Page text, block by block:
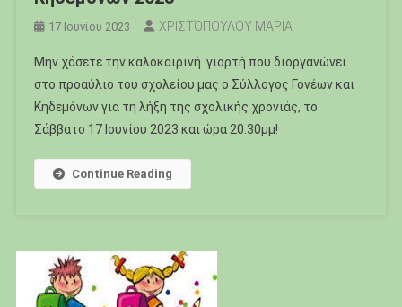
17 Ιουνίου 2023 ΧΡΙΣΤΌΠΟΥΛΟΥ ΜΑΡΙΑ
Μην χάσετε την καλοκαιρινή γιορτή που διοργανώνει
στο προαύλιο του σχολείου μας ο Σύλλογος Γονέων και
Κηδεμόνων για τη λήξη της σχολικής χρονιάς, το
Σάββατο 17 Ιουνίου 2023 και ώρα 20.30μμ!
Continue Reading